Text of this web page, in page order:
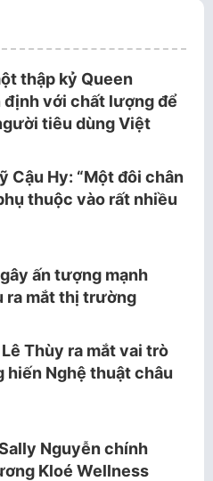
thập kỷ Queen
định với chất lượng để
tiêu dùng Việt
Cậu Hy: “Một đôi chân
thuộc vào rất nhiều
ấn tượng mạnh
ra mắt thị trường
Thùy ra mắt vai trò
hiến Nghệ thuật châu
Nguyễn chính
Kloé Wellness